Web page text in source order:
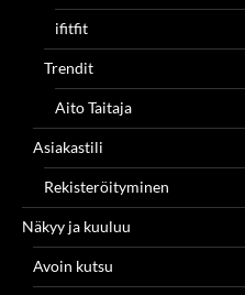
ifitfit
Trendit
Aito Taitaja
Asiakastili
Rekisteröityminen
Näkyy ja kuuluu
Avoin kutsu